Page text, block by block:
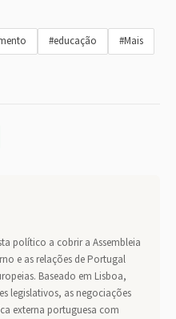
#educação
#Mais
político a cobrir a Assembleia
e as relações de Portugal
Baseado em Lisboa,
legislativos, as negociações
externa portuguesa com